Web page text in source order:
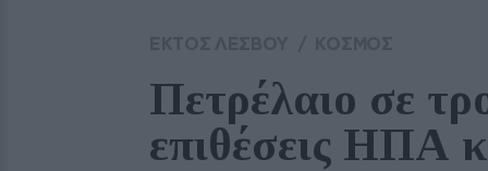
Πετρέλαιο σε
επιθέσεις ΗΠΑ